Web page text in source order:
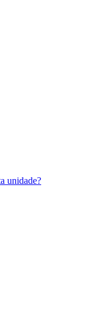
unidade?